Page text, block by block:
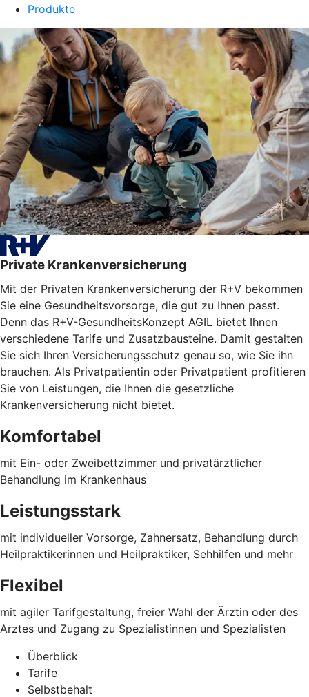
Produkte
Private Krankenversicherung
Mit der Privaten Krankenversicherung der R+V bekommen
Sie eine Gesundheitsvorsorge, die gut zu Ihnen passt.
Denn das R+V-GesundheitsKonzept AGIL bietet Ihnen
verschiedene Tarife und Zusatzbausteine. Damit gestalten
Sie sich Ihren Versicherungsschutz genau so, wie Sie ihn
brauchen. Als Privatpatientin oder Privatpatient profitieren
Sie von Leistungen, die Ihnen die gesetzliche
Krankenversicherung nicht bietet.
Komfortabel
mit Ein- oder Zweibettzimmer und privatärztlicher
Behandlung im Krankenhaus
Leistungsstark
mit individueller Vorsorge, Zahnersatz, Behandlung durch
Heilpraktikerinnen und Heilpraktiker, Sehhilfen und mehr
Flexibel
mit agiler Tarifgestaltung, freier Wahl der Ärztin oder des
Arztes und Zugang zu Spezialistinnen und Spezialisten
Überblick
Tarife
Selbstbehalt